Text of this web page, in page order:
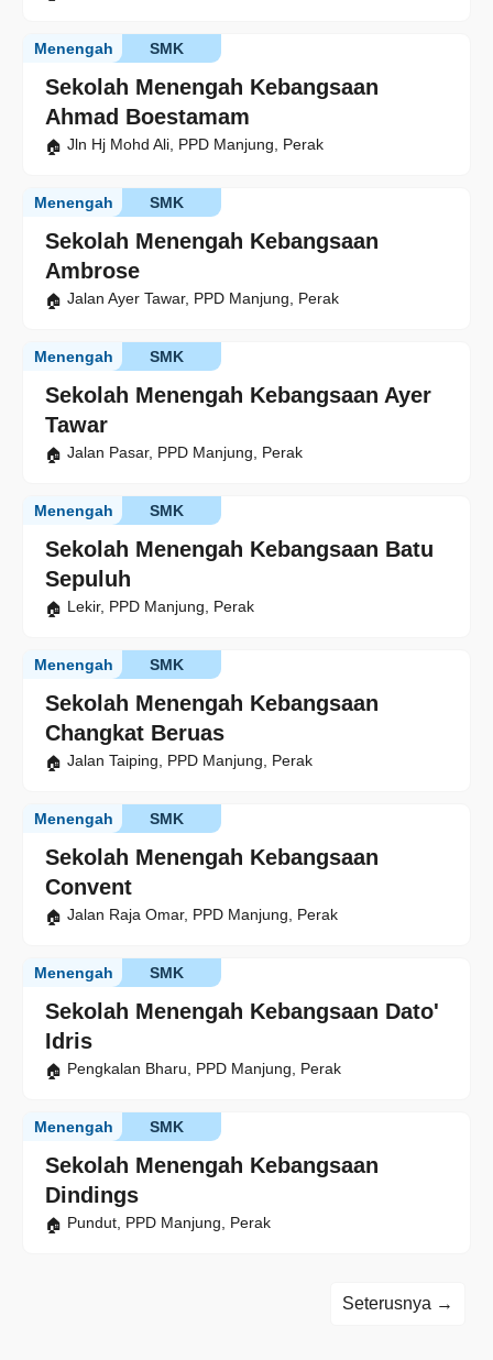
Sekolah Menengah Kebangsaan
Ahmad Boestamam
SMK
Menengah
Jln Hj Mohd Ali, PPD Manjung, Perak
Sekolah Menengah Kebangsaan
Ambrose
SMK
Menengah
Jalan Ayer Tawar, PPD Manjung, Perak
Sekolah Menengah Kebangsaan Ayer
Tawar
SMK
Menengah
Jalan Pasar, PPD Manjung, Perak
Sekolah Menengah Kebangsaan Batu
Sepuluh
SMK
Menengah
Lekir, PPD Manjung, Perak
Sekolah Menengah Kebangsaan
Changkat Beruas
SMK
Menengah
Jalan Taiping, PPD Manjung, Perak
Sekolah Menengah Kebangsaan
Convent
SMK
Menengah
Jalan Raja Omar, PPD Manjung, Perak
Sekolah Menengah Kebangsaan Dato'
Idris
SMK
Menengah
Pengkalan Bharu, PPD Manjung, Perak
Sekolah Menengah Kebangsaan
Dindings
SMK
Menengah
Pundut, PPD Manjung, Perak
Seterusnya →